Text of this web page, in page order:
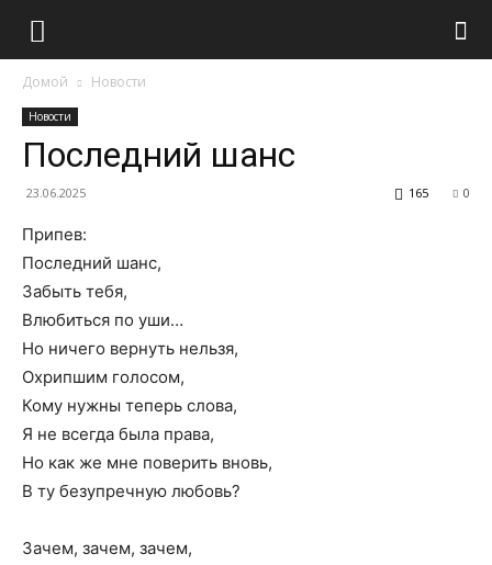
Домой Новости
Новости
Последний шанс
23.06.2025 0
165
Припев:
Последний шанс,
Забыть тебя,
Влюбиться по уши…
Но ничего вернуть нельзя,
Охрипшим голосом,
Кому нужны теперь слова,
Я не всегда была права,
Но как же мне поверить вновь,
В ту безупречную любовь?
Зачем, зачем, зачем,